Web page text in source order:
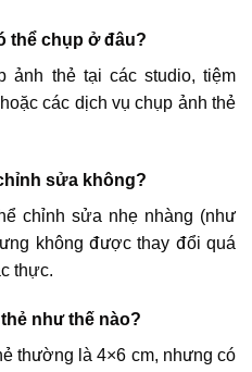
thể chụp ở đâu?
ảnh thẻ tại các studio, tiệm
các dịch vụ chụp ảnh thẻ
sửa không?
chỉnh sửa nhẹ nhàng (như
không được thay đổi quá
thực.
như thế nào?
thường là 4×6 cm, nhưng có